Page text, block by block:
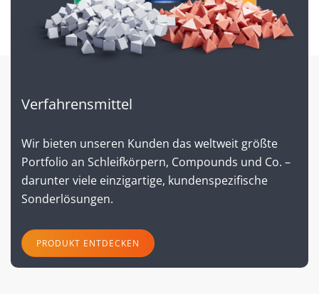
Verfahrensmittel
Wir bieten unseren Kunden das weltweit größte
Portfolio an Schleifkörpern, Compounds und Co. –
darunter viele einzigartige, kundenspezifische
Sonderlösungen.
PRODUKT ENTDECKEN